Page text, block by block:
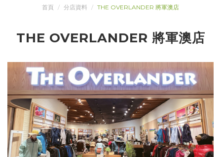
首頁 分店資料 THE OVERLANDER 將軍澳店
THE OVERLANDER 將軍澳店